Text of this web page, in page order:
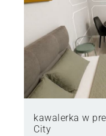
kawalerka w
City